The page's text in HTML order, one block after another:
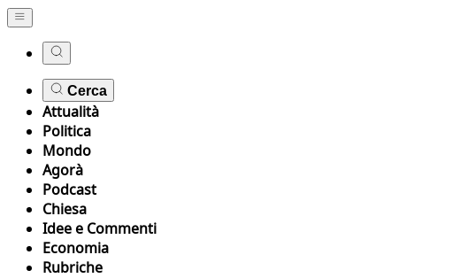
Cerca
Attualità
Politica
Mondo
Agorà
Podcast
Chiesa
Idee e Commenti
Economia
Rubriche